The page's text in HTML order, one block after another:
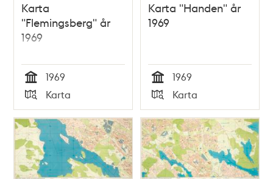
Karta
"Flemingsberg" år
1969
Tid
1969
Typ
Karta
Karta "Handen" år
1969
Tid
1969
Typ
Karta